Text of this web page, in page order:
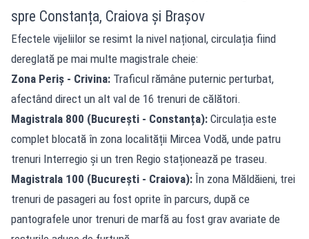
spre Constanța, Craiova și Brașov
Efectele vijeliilor se resimt la nivel național, circulația fiind
dereglată pe mai multe magistrale cheie:
Zona Periș - Crivina: Traficul rămâne puternic perturbat,
afectând direct un alt val de 16 trenuri de călători.
Magistrala 800 (București - Constanța): Circulația este
complet blocată în zona localității Mircea Vodă, unde patru
trenuri Interregio și un tren Regio staționează pe traseu.
Magistrala 100 (București - Craiova): În zona Măldăieni, trei
trenuri de pasageri au fost oprite în parcurs, după ce
pantografele unor trenuri de marfă au fost grav avariate de